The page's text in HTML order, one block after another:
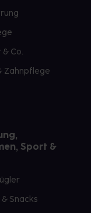
& Co.
Zahnpflege
Sport &
Snacks